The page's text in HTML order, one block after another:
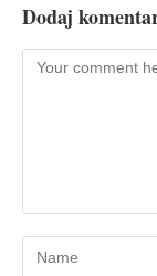
Dodaj